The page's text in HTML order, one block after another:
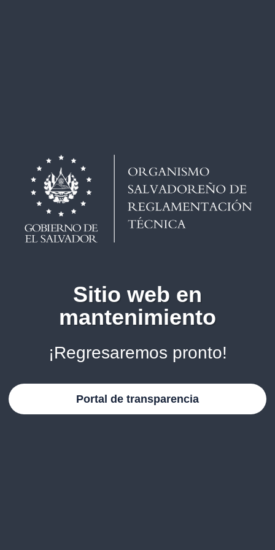
Sitio web en
mantenimiento
¡Regresaremos pronto!
Portal de transparencia